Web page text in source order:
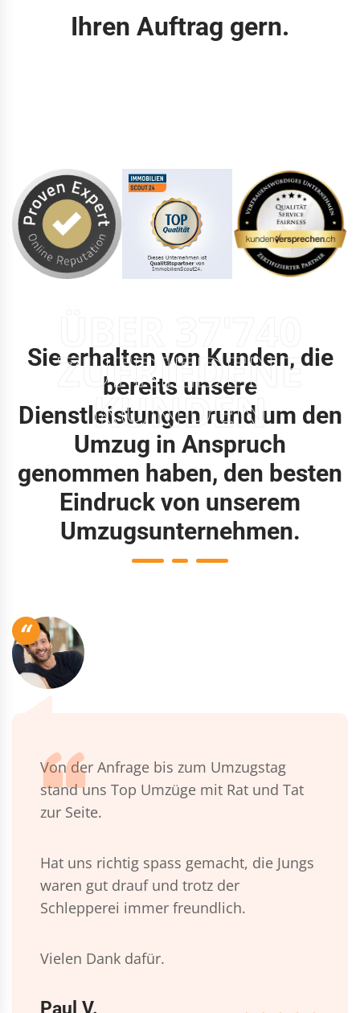
Ihren Auftrag gern.
ZUFRIEDENE
KUNDEN
Sie erhalten von Kunden, die
bereits unsere
Dienstleistungen rund um den
Umzug in Anspruch
genommen haben, den besten
Eindruck von unserem
Umzugsunternehmen.
“
Von der Anfrage bis zum Umzugstag
stand uns Top Umzüge mit Rat und Tat
zur Seite.
Hat uns richtig spass gemacht, die Jungs
waren gut drauf und trotz der
Schlepperei immer freundlich.
Vielen Dank dafür.
Paul V.